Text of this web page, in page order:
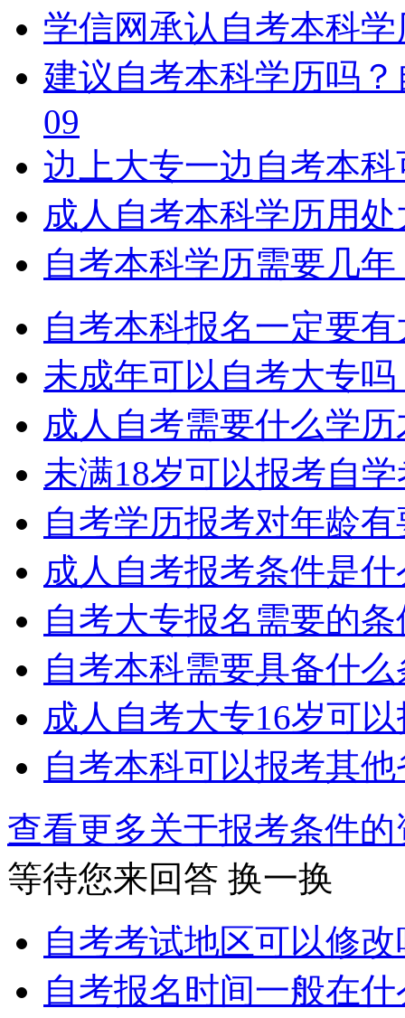
学信网承认自考本科
建议自考本科学历吗
09
边上大专一边自考本
成人自考本科学历用
自考本科学历需要几年
自考本科报名一定要
未成年可以自考大专吗
成人自考需要什么学
未满18岁可以报考自
自考学历报考对年龄
成人自考报考条件是
自考大专报名需要的
自考本科需要具备什
成人自考大专16岁可
自考本科可以报考其
查看更多关于报考条件
等待您来回答 换一换
自考考试地区可以修
自考报名时间一般在